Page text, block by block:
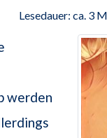
Lesedauer: ca. 3
werden